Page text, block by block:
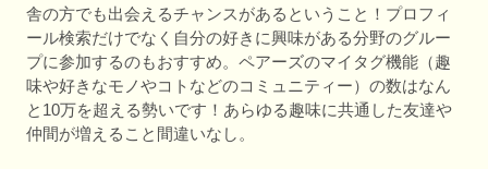
舎の方でも出会えるチャンスがあるということ！プロフィ
ール検索だけでなく自分の好きに興味がある分野のグルー
プに参加するのもおすすめ。ペアーズのマイタグ機能（趣
味や好きなモノやコトなどのコミュニティー）の数はなん
と10万を超える勢いです！あらゆる趣味に共通した友達や
仲間が増えること間違いなし。